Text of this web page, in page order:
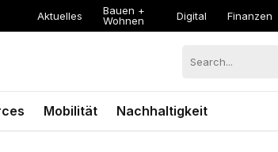
Aktuelles
Bauen +
Wohnen
Digital Finanzen
Mobilität Nachhaltigkeit